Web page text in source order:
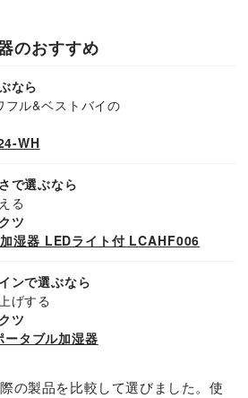
のおすすめ
なら
ル&ベストバイの
WH
で選ぶなら
る
ツ
湿器 LEDライト付 LCAHF006
ンで選ぶなら
げする
ツ
タブル加湿器
の製品を比較して選びました。使